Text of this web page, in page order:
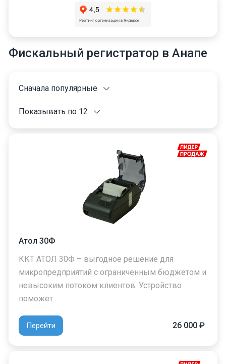
Фискальный регистратор в Анапе
Сначала популярные
Показывать по 12
Атол 30Ф
ККТ АТОЛ 30Ф – выгодное решение для
микропредприятий с ограниченным бюджетом и
невысоким потоком клиентов. Устройство
поможет…
Перейти 26 000 ₽